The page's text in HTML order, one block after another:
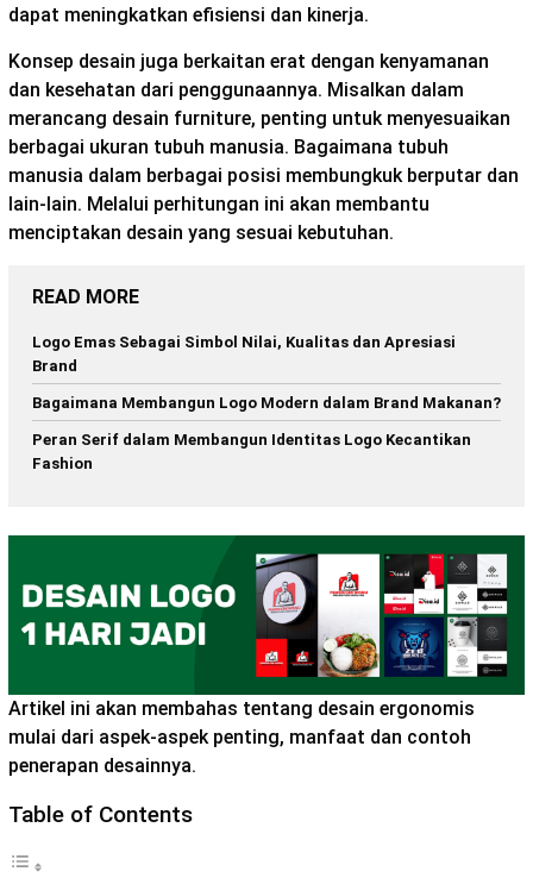
dapat meningkatkan efisiensi dan kinerja.
Konsep desain juga berkaitan erat dengan kenyamanan
dan kesehatan dari penggunaannya. Misalkan dalam
merancang desain furniture, penting untuk menyesuaikan
berbagai ukuran tubuh manusia. Bagaimana tubuh
manusia dalam berbagai posisi membungkuk berputar dan
lain-lain. Melalui perhitungan ini akan membantu
menciptakan desain yang sesuai kebutuhan.
READ MORE
Logo Emas Sebagai Simbol Nilai, Kualitas dan Apresiasi
Brand
Bagaimana Membangun Logo Modern dalam Brand Makanan?
Peran Serif dalam Membangun Identitas Logo Kecantikan
Fashion
Artikel ini akan membahas tentang desain ergonomis
mulai dari aspek-aspek penting, manfaat dan contoh
penerapan desainnya.
Table of Contents